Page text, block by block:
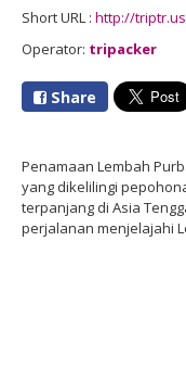
Short URL : http://
Operator: tripacker
Share
Penamaan Lembah
yang dikelilingi
terpanjang di Asia
perjalanan menjelajahi